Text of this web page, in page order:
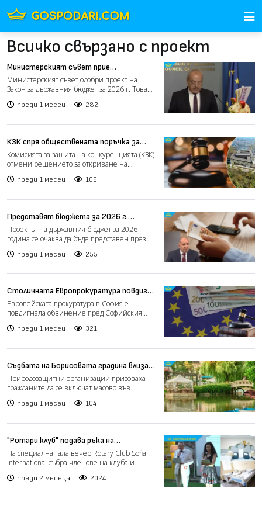
Всичко свързано с проект
Министерският съвет прие
проектобюджета за 2026 г. (видео)
Министерският съвет одобри проект на
Закон за държавния бюджет за 2026 г. Това
преди 1 месец 282
КЗК спря обществената поръчка за
Националната детска болница
Комисията за защита на конкуренцията (КЗК)
отмени решението за откриване на
преди 1 месец 106
Представят бюджета за 2026 г.
следващата седмица (видео)
Проектът на държавния бюджет за 2026
година се очаква да бъде представен през
преди 1 месец 255
Столичната Европрокуратура повдигна
обвинение срещу консултант за измама
с евросредства
Европейската прокуратура в София е
повдигнала обвинение пред Софийския
преди 1 месец 321
Съдбата на Борисовата градина влиза
във финално обсъждане,
природозащитници призовават за
Природозащитни организации призоваха
гражданите да се включат масово във
преди 1 месец 104
"Ротари клуб" подава ръка на
българското здравеопазване с проекта
MED-Bul (РЕПОРТАЖ)
На специална гала вечер Rotary Club Sofia
International събра членове на клуба и
преди 2 месеца 2024